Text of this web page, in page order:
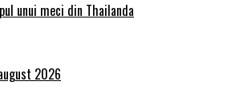
unui meci din Thailanda
2026